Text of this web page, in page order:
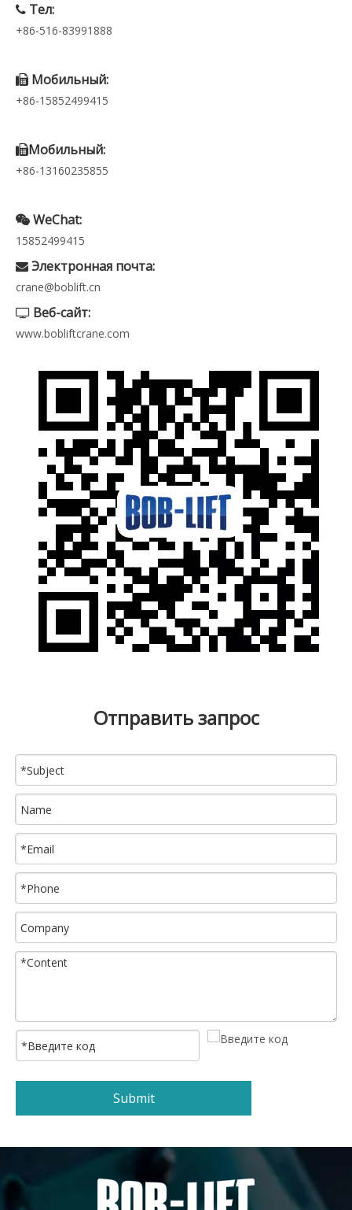
 Тел:
+86-516-83991888
 Мобильный:
+86-15852499415
Мобильный:​​​​​​
+86-13160235855
 WeChat:
15852499415
 Электронная почта:
crane@boblift.cn
 Веб-сайт:
www.bobliftcrane.com
Отправить запрос
Submit